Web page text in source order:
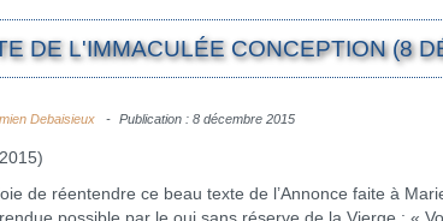
DE L'IMMACULÉE CONCEPTION (8
Debaisieux Publication : 8 décembre 2015
de réentendre ce beau texte de l’Annonce faite à